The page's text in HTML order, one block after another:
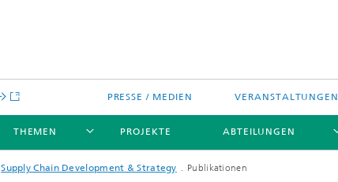
PRESSE / MEDIEN VERANSTALTUNGEN
THEMEN PROJEKTE ABTEILUNGEN
Supply Chain Development & Strategy Publikationen